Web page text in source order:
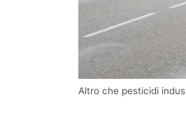
Altro che pesticidi